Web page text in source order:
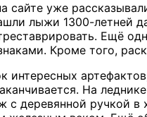
сайте уже
лыжи 1300-летней
Ещё
Кроме того,
интересных
На
с деревянной ручкой